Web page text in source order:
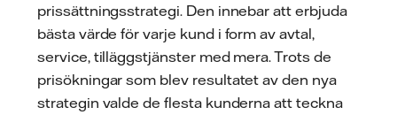
prissättningsstrategi. Den innebar att erbjuda
bästa värde för varje kund i form av avtal,
service, tilläggstjänster med mera. Trots de
prisökningar som blev resultatet av den nya
strategin valde de flesta kunderna att teckna